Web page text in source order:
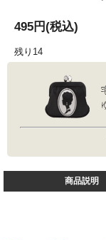
495円(税込)
残り14
商品説明